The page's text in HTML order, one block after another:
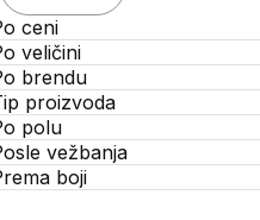
ceni
veličini
brendu
proizvoda
polu
vežbanja
boji